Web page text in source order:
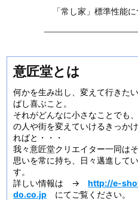
「常し家」標準性能
意匠堂とは
何かを生み出し、変えて行きた
ばし喜ぶこと。
それがどんなに小さなことでも
の人や街を変えていけるきっか
ればと・・・
我々意匠堂クリエイター一同は
思いを常に持ち、日々邁進して
す。
詳しい情報は →http://e-
do.co.jp にてご覧ください。